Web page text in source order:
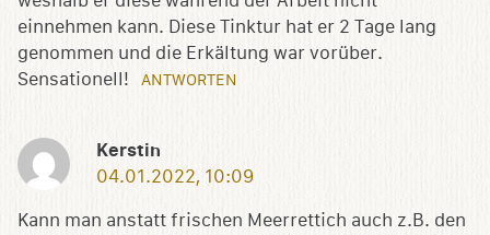
einnehmen kann. Diese Tinktur hat er 2 Tage lang
genommen und die Erkältung war vorüber.
Sensationell!
ANTWORTEN
Kerstin
04.01.2022, 10:09
Kann man anstatt frischen Meerrettich auch z.B. den